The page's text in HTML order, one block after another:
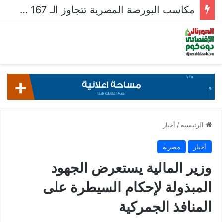
مكاسب البورصة المصرية تتجاوز الـ 167 مليار جنيه خلال أسبوع
الرئيسية / أخبار
أخبار مصرية
وزير المالية يستعرض الجهود
المبذولة لإحكام السيطرة على
المنافذ الجمركية